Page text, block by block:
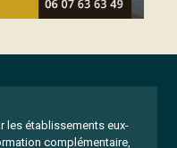
les établissements eux-
complémentaire,